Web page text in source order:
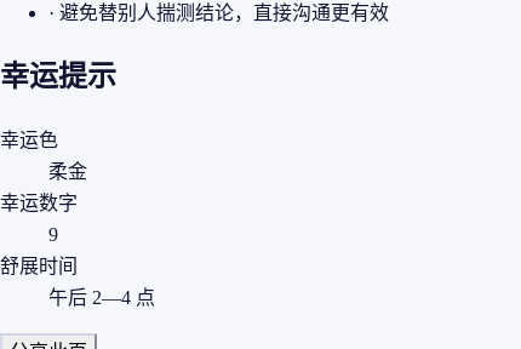
· 避免替别人揣测结论，直接沟通更有效
幸运提示
幸运色
柔金
幸运数字
9
舒展时间
午后 2—4 点